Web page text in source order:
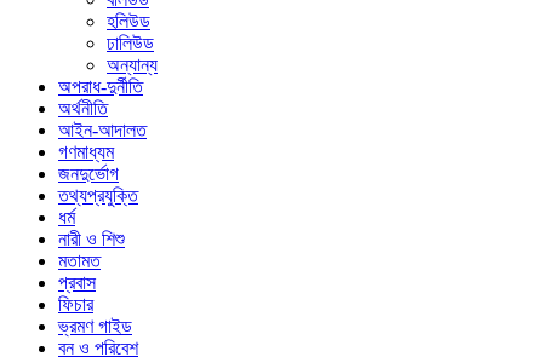
হলিউড
ঢালিউড
অন্যান্য
অপরাধ-দুর্নীতি
অর্থনীতি
আইন-আদালত
গণমাধ্যম
জনদুর্ভোগ
তথ্যপ্রযুক্তি
ধর্ম
নারী ও শিশু
মতামত
প্রবাস
ফিচার
ভ্রমণ গাইড
বন ও পরিবেশ